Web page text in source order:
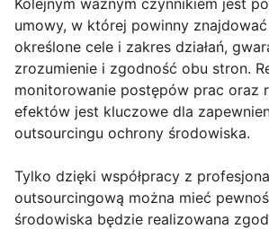
umowy, w której powinny
określone cele i zakres działań,
zrozumienie i zgodność obu stron.
monitorowanie postępów prac oraz
efektów jest kluczowe dla
outsourcingu ochrony środowiska.
Tylko dzięki współpracy z
outsourcingową można mieć
środowiska będzie realizowana